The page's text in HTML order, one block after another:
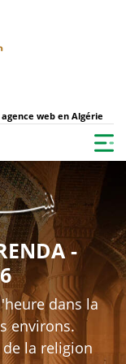
agence web en Algérie
-
dans la
environs.
la religion